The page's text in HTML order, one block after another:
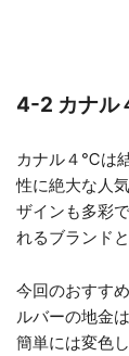
4-2 カナ
カナル４℃は
性に絶大な人
ザインも多彩
れるブランド
今回のおすす
ルバーの地金
簡単には変色